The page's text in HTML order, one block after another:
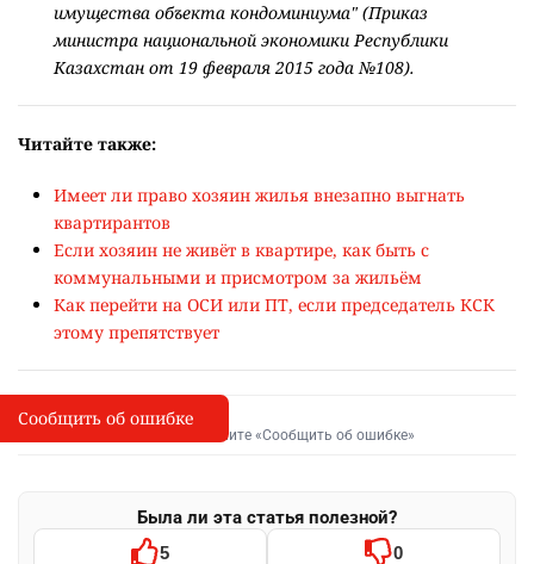
имущества объекта кондоминиума" (Приказ
министра национальной экономики Республики
Казахстан от 19 февраля 2015 года №108).
Читайте также:
Имеет ли право хозяин жилья внезапно выгнать
квартирантов
Если хозяин не живёт в квартире, как быть с
коммунальными и присмотром за жильём
Как перейти на ОСИ или ПТ, если председатель КСК
этому препятствует
I
Сообщить об опечатке
Выделите фрагмент и нажмите «Сообщить об ошибке»
Была ли эта статья полезной?
5 0
Сообщить об ошибке